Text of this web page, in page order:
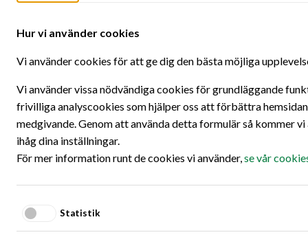
Oops!
We did not find what you were looking for.
Perhaps you should go to thestart pageand see if you can find
what you're looking for there!
- Thanks!
Hur vi använder cookies
Vi använder cookies för att ge dig den bästa möjliga
Vi använder vissa nödvändiga cookies för grundläggande
frivilliga analyscookies som hjälper oss att förbättra
medgivande. Genom att använda detta formulär så kommer
ihåg dina inställningar.
För mer information runt de cookies vi använder,se vår
Statistik